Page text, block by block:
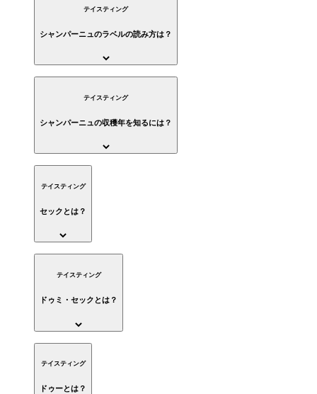
テイスティング
シャンパーニュのラベルの読み方は？
テイスティング
シャンパーニュの収穫年を知るには？
テイスティング
セックとは？
テイスティング
ドゥミ・セックとは？
テイスティング
ドゥーとは？